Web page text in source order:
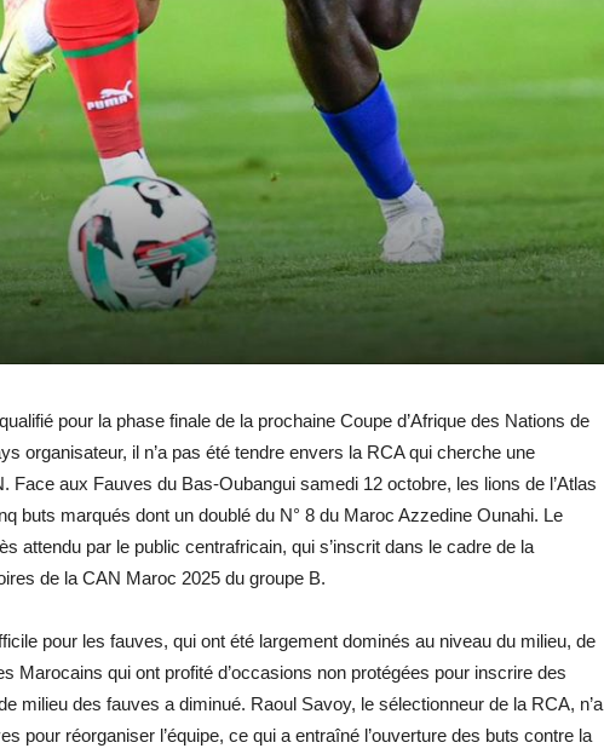
pour la phase finale de la prochaine Coupe d’Afrique des Nations de
organisateur, il n’a pas été tendre envers la RCA qui cherche une
Face aux Fauves du Bas-Oubangui samedi 12 octobre, les lions de l’Atlas
buts marqués dont un doublé du N° 8 du Maroc Azzedine Ounahi. Le
attendu par le public centrafricain, qui s’inscrit dans le cadre de la
de la CAN Maroc 2025 du groupe B.
pour les fauves, qui ont été largement dominés au niveau du milieu, de
Marocains qui ont profité d’occasions non protégées pour inscrire des
milieu des fauves a diminué. Raoul Savoy, le sélectionneur de la RCA, n’a
pour réorganiser l’équipe, ce qui a entraîné l’ouverture des buts contre la